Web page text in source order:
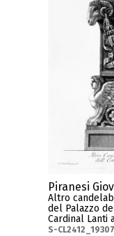
Piranesi
Altro
del Palazzo
Cardinal Lanti
S-CL2412_19307